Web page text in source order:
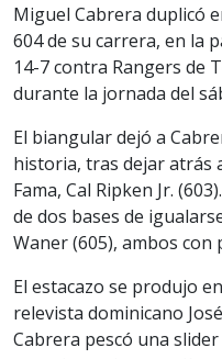
Miguel Cabrera duplicó
604 de su carrera, en la
14-7 contra Rangers de
durante la jornada del
El biangular dejó a
historia, tras dejar atrás
Fama, Cal Ripken Jr.
de dos bases de
Waner (605), ambos con
El estacazo se produjo
relevista dominicano
Cabrera pescó una